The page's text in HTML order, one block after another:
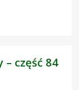
część 84